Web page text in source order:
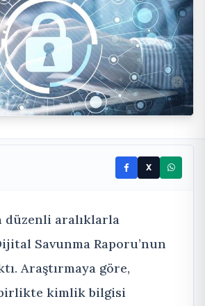
X
düzenli aralıklarla
Savunma Raporu’nun
Araştırmaya göre,
kimlik bilgisi